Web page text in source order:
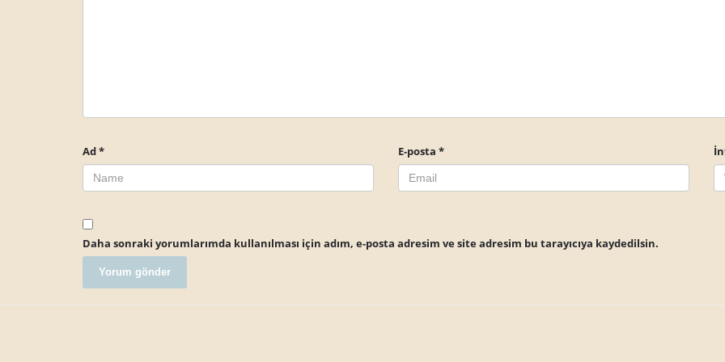
Ad* E-posta *
Daha sonraki yorumlarımda kullanılması için adım, e-posta adresim ve site adresim bu tarayıcıya kaydedilsin.